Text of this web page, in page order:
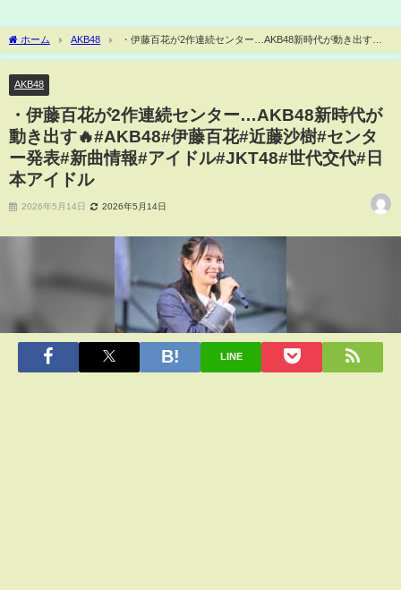
ホーム AKB48
・伊藤百花が2作連続センター…AKB48新時代が動き出す🔥
#AKB48#伊藤百花#近藤沙樹#センター発表#新曲情報#アイドル#JKT48#世代交代#日本
AKB48
・伊藤百花が2作連続センター…AKB48新時代が
動き出す🔥#AKB48#伊藤百花#近藤沙樹#センタ
ー発表#新曲情報#アイドル#JKT48#世代交代#日
本アイドル
2026年5月14日 2026年5月14日
LINE